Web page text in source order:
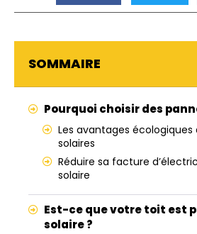
SOMMAIRE
Pourquoi choisir des
Les avantages écologiques
solaires
Réduire sa facture
solaire
Est-ce que votre toit est
solaire ?